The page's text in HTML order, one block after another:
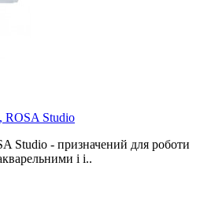
ROSA Studio
Studio - призначений для роботи
і і..